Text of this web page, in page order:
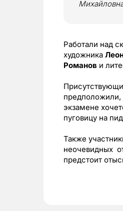
Работали над
художника
Романов и
предположили,
экзамене
пуговицу на
Также
неочевидных
предстоит